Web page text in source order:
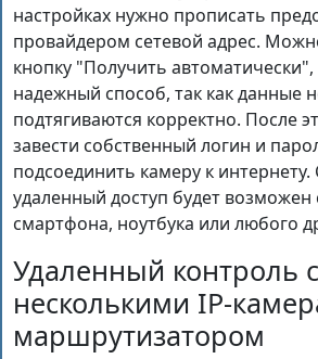
настройках нужно прописать
провайдером сетевой адрес.
кнопку "Получить
надежный способ, так как данные
подтягиваются корректно. После
завести собственный логин и
подсоединить камеру к
удаленный доступ будет возможен
смартфона, ноутбука или любого
Удаленный контроль с
несколькими IP-
маршрутизатором